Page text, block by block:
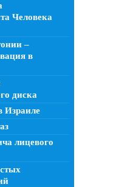
Человека
–
в
диска
Израиле
лицевого